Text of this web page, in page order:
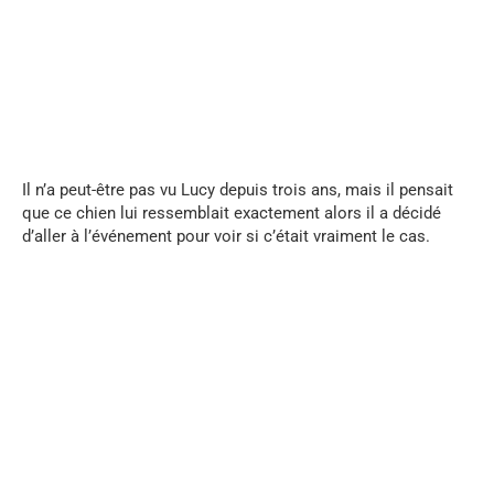
Il n’a peut-être pas vu Lucy depuis trois ans, mais il pensait
que ce chien lui ressemblait exactement alors il a décidé
d’aller à l’événement pour voir si c’était vraiment le cas.